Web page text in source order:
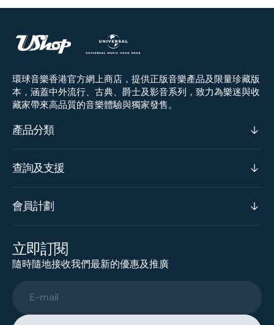
環球音樂香港官方網上商店，提供正版音樂產品及限量珍藏版
本，涵蓋中外流行、古典、爵士及影音系列，致力為樂迷與收
藏家帶來高品質的音樂體驗與獨家發售。
產品分類
查詢及支援
會員計劃
立即訂閱
隨時隨地接收我們最新的優惠及推廣
E-mail